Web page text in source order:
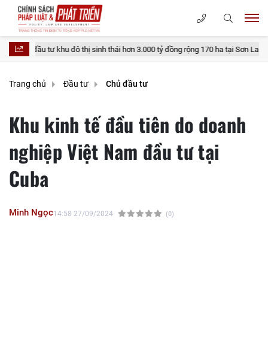
đô thị sinh thái hơn 3.000 tỷ đồng rộng 170 ha tại Sơn La Thủ tục
Trang chủ Đầu tư Chủ đầu tư
Khu kinh tế đầu tiên do doanh
nghiệp Việt Nam đầu tư tại
Cuba
Minh Ngọc14:58 27/09/2024 (0)